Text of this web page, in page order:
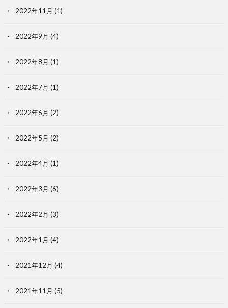
2022年11月 (1)
2022年9月 (4)
2022年8月 (1)
2022年7月 (1)
2022年6月 (2)
2022年5月 (2)
2022年4月 (1)
2022年3月 (6)
2022年2月 (3)
2022年1月 (4)
2021年12月 (4)
2021年11月 (5)